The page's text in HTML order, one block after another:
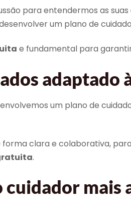
para entendermos as
um plano de
e fundamental para
adaptado
um plano de
forma clara e colaborativa,
.
mais